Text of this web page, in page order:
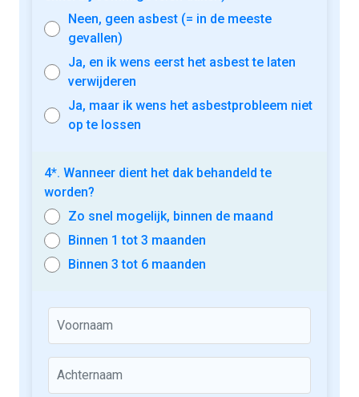
Neen, geen asbest (= in de meeste
gevallen)
Ja, en ik wens eerst het asbest te laten
verwijderen
Ja, maar ik wens het asbestprobleem niet
op te lossen
4*. Wanneer dient het dak behandeld te
worden?
Zo snel mogelijk, binnen de maand
Binnen 1 tot 3 maanden
Binnen 3 tot 6 maanden